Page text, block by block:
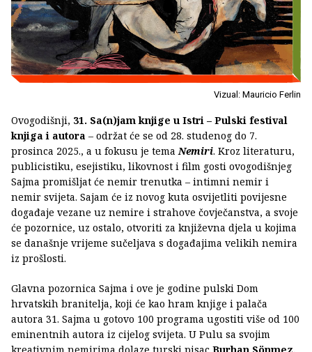
Vizual: Mauricio Ferlin
Ovogodišnji, 31. Sa(n)jam knjige u Istri – Pulski festival
knjiga i autora – održat će se od 28. studenog do 7.
prosinca 2025., a u fokusu je tema Nemiri. Kroz literaturu,
publicistiku, esejistiku, likovnost i film gosti ovogodišnjeg
Sajma promišljat će nemir trenutka – intimni nemir i
nemir svijeta. Sajam će iz novog kuta osvijetliti povijesne
događaje vezane uz nemire i strahove čovječanstva, a svoje
će pozornice, uz ostalo, otvoriti za književna djela u kojima
se današnje vrijeme sučeljava s događajima velikih nemira
iz prošlosti.
Glavna pozornica Sajma i ove je godine pulski Dom
hrvatskih branitelja, koji će kao hram knjige i palača
autora 31. Sajma u gotovo 100 programa ugostiti više od 100
eminentnih autora iz cijelog svijeta. U Pulu sa svojim
kreativnim nemirima dolaze turski pisac Burhan Sönmez,